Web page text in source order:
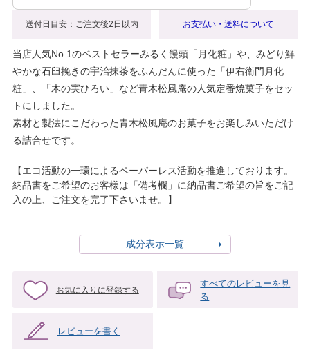
送付日目安：ご注文後2日以内 お支払い・送料について
当店人気No.1のベストセラーみるく饅頭「月化粧」や、みどり鮮
やかな石臼挽きの宇治抹茶をふんだんに使った「伊右衛門月化
粧」、「木の実ひろい」など青木松風庵の人気定番焼菓子をセッ
トにしました。
素材と製法にこだわった青木松風庵のお菓子をお楽しみいただけ
る詰合せです。
【エコ活動の一環によるペーパーレス活動を推進しております。
納品書をご希望のお客様は「備考欄」に納品書ご希望の旨をご記
入の上、ご注文を完了下さいませ。】
成分表示一覧
お気に入りに登録する
すべてのレビューを見
る
レビューを書く